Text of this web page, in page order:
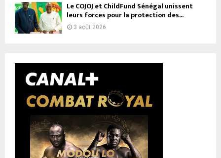
Le COJOJ et ChildFund Sénégal unissent
leurs forces pour la protection des...
3 août 2026